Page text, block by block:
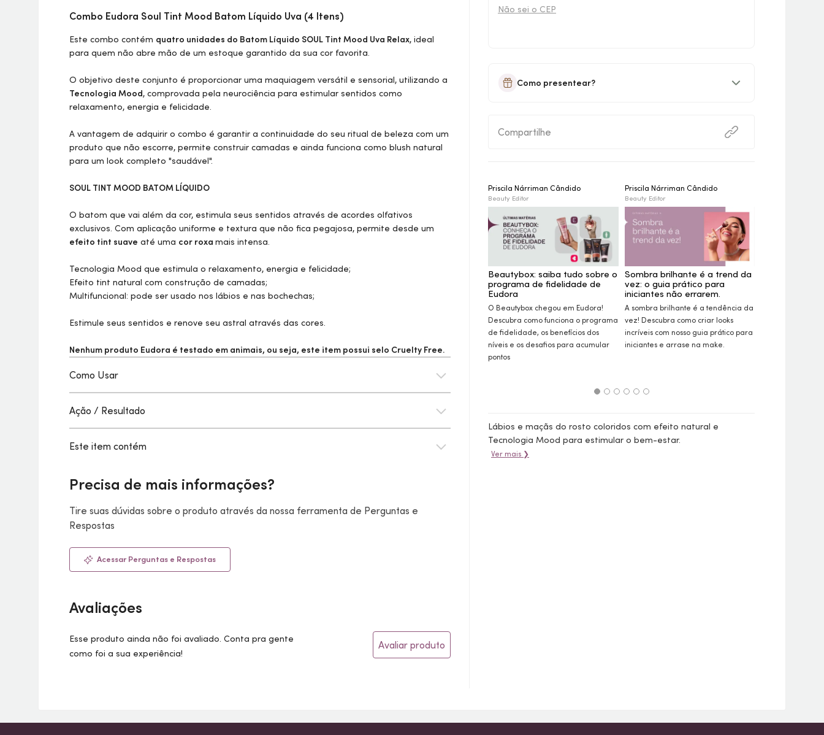
Não sei o CEP
Como presentear?
Compartilhe
Priscila Nárriman Cândido
Beauty Editor
Beautybox: saiba tudo sobre o
programa de fidelidade de
Eudora
O Beautybox chegou em Eudora!
Descubra como funciona o programa
de fidelidade, os benefícios dos
níveis e os desafios para acumular
pontos
Priscila Nárriman Cândido
Beauty Editor
Sombra brilhante é a trend da
vez: o guia prático para
iniciantes não errarem.
A sombra brilhante é a tendência da
vez! Descubra como criar looks
incríveis com nosso guia prático para
iniciantes e arrase na make.
Lábios e maçãs do rosto coloridos com efeito natural e
Tecnologia Mood para estimular o bem-estar.
Ver mais ❯
Combo Eudora Soul Tint Mood Batom Líquido Uva (4 Itens)
Este combo contém quatro unidades do Batom Líquido SOUL Tint Mood Uva Relax, ideal
para quem não abre mão de um estoque garantido da sua cor favorita.
O objetivo deste conjunto é proporcionar uma maquiagem versátil e sensorial, utilizando a
Tecnologia Mood, comprovada pela neurociência para estimular sentidos como
relaxamento, energia e felicidade.
A vantagem de adquirir o combo é garantir a continuidade do seu ritual de beleza com um
produto que não escorre, permite construir camadas e ainda funciona como blush natural
para um look completo "saudável".
SOUL TINT MOOD BATOM LÍQUIDO
O batom que vai além da cor, estimula seus sentidos através de acordes olfativos
exclusivos. Com aplicação uniforme e textura que não fica pegajosa, permite desde um
efeito tint suave até uma cor roxa mais intensa.
Tecnologia Mood que estimula o relaxamento, energia e felicidade;
Efeito tint natural com construção de camadas;
Multifuncional: pode ser usado nos lábios e nas bochechas;
Estimule seus sentidos e renove seu astral através das cores.
Nenhum produto Eudora é testado em animais, ou seja, este item possui selo Cruelty Free.
Como Usar
Ação / Resultado
Este item contém
Precisa de mais informações?
Tire suas dúvidas sobre o produto através da nossa ferramenta de Perguntas e
Respostas
Acessar Perguntas e Respostas
Avaliações
Esse produto ainda não foi avaliado. Conta pra gente
como foi a sua experiência!
Avaliar produto